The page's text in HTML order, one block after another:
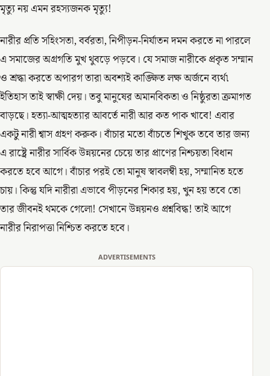
মৃত্যু নয় এমন রহস্যজনক মৃত্যু!
নারীর প্রতি সহিংসতা, বর্বরতা, নিপীড়ন-নির্যাতন দমন করতে না পারলে
এ সমাজের অগ্রগতি মুখ থুবড়ে পড়বে। যে সমাজ নারীকে প্রকৃত সম্মান
ও শ্রদ্ধা করতে অপারগ তারা অবশ্যই কাঙ্ক্ষিত লক্ষ অর্জনে ব্যর্থ৷
ইতিহাস তাই স্বাক্ষী দেয়। তবু মানুষের অমানবিকতা ও নিষ্ঠুরতা ক্রমাগত
বাড়ছে। হত্যা-আত্মহত্যার আবর্তে নারী আর কত পাক খাবে! এবার
একটু নারী শ্বাস গ্রহণ করুক। বাঁচার মতো বাঁচতে শিখুক তবে তার জন্য
এ রাষ্ট্রে নারীর সার্বিক উন্নয়নের চেয়ে তার প্রাণের নিশ্চয়তা বিধান
করতে হবে আগে। বাঁচার পরই তো মানুষ স্বাবলম্বী হয়, সম্মানিত হতে
চায়। কিন্তু যদি নারীরা এভাবে পীড়নের শিকার হয়, খুন হয় তবে তো
তার জীবনই থমকে গেলো! সেখানে উন্নয়নও প্রশ্নবিদ্ধ! তাই আগে
নারীর নিরাপত্তা নিশ্চিত করতে হবে।
ADVERTISEMENTS